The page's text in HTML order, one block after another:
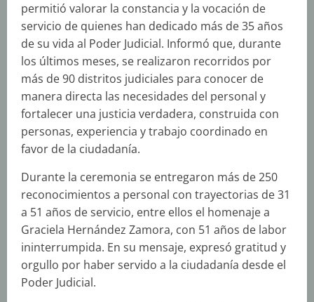
permitió valorar la constancia y la vocación de
servicio de quienes han dedicado más de 35 años
de su vida al Poder Judicial. Informó que, durante
los últimos meses, se realizaron recorridos por
más de 90 distritos judiciales para conocer de
manera directa las necesidades del personal y
fortalecer una justicia verdadera, construida con
personas, experiencia y trabajo coordinado en
favor de la ciudadanía.
Durante la ceremonia se entregaron más de 250
reconocimientos a personal con trayectorias de 31
a 51 años de servicio, entre ellos el homenaje a
Graciela Hernández Zamora, con 51 años de labor
ininterrumpida. En su mensaje, expresó gratitud y
orgullo por haber servido a la ciudadanía desde el
Poder Judicial.